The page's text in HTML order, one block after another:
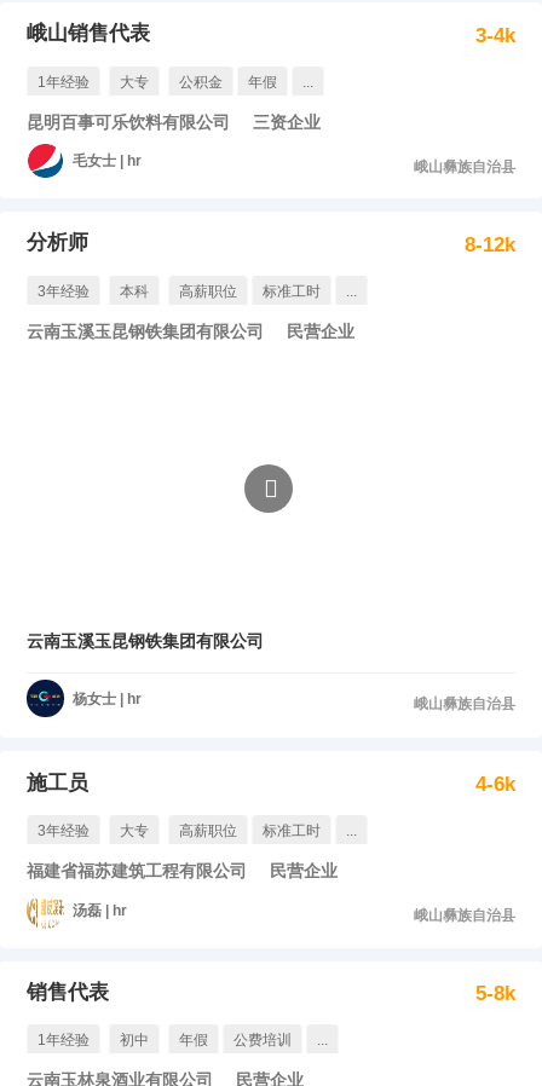
峨山销售代表 3-4k
1年经验 大专 公积金 年假
昆明百事可乐饮料有限公司 三资企业
毛女士 | hr 峨山彝族自治县
分析师 8-12k
3年经验 本科 高薪职位 标准工时
云南玉溪玉昆钢铁集团有限公司 民营企业
云南玉溪玉昆钢铁集团有限公司
杨女士 | hr 峨山彝族自治县
施工员 4-6k
3年经验 大专 高薪职位 标准工时 ...
福建省福苏建筑工程有限公司 民营企业
汤磊 | hr 峨山彝族自治县
销售代表 5-8k
1年经验 初中 年假 公费培训 ...
云南玉林泉酒业有限公司 民营企业